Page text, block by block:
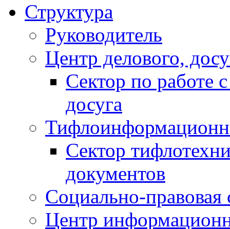
Структура
Руководитель
Центр делового,
Сектор по работе
досуга
Сектор
документов
Социально-правовая
Центр